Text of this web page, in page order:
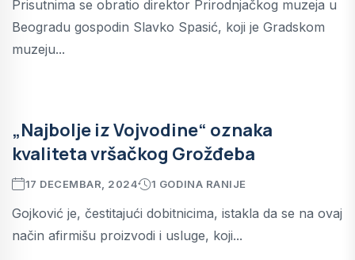
Prisutnima se obratio direktor Prirodnjačkog muzeja u
Beogradu gospodin Slavko Spasić, koji je Gradskom
muzeju...
„Najbolje iz Vojvodine“ oznaka
kvaliteta vršačkog Grožđeba
17 DECEMBAR, 2024 1 GODINA RANIJE
Gojković je, čestitajući dobitnicima, istakla da se na ovaj
način afirmišu proizvodi i usluge, koji...